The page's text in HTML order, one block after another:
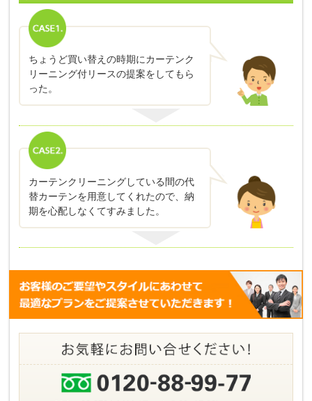
ちょうど買い替えの時期にカーテンク
リーニング付リースの提案をしてもら
った。
カーテンクリーニングしている間の代
替カーテンを用意してくれたので、納
期を心配しなくてすみました。